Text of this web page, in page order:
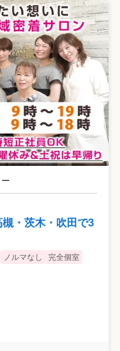
・茨木・吹田で3
ノルマなし
完全個室